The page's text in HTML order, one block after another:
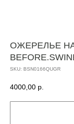
ОЖЕРЕЛЬЕ
SKU: BSN0166QUGR
4000,00 р.